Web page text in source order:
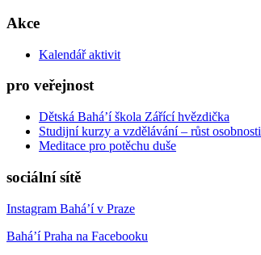
Akce
Kalendář aktivit
pro veřejnost
Dětská Bahá’í škola Zářící hvězdička
Studijní kurzy a vzdělávání – růst osobnosti
Meditace pro potěchu duše
sociální sítě
Instagram Bahá’í v Praze
Bahá’í Praha na Facebooku